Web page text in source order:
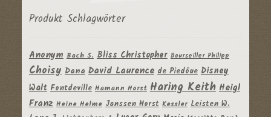
Produkt Schlagwörter
Anonym Bach S. Bliss Christopher Bourseiller Philipp
Choisy Dana David Laurence de Piedöue Disney
Walt Fontdeville Hamann Horst Haring Keith Heigl
Franz Heine Helme Janssen Horst Kessler Leisten W.